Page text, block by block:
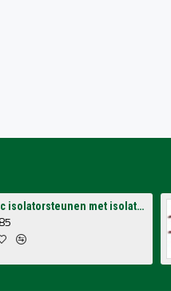
Koltec isolatorsteunen met isolatoren voor op schutting (4 stuks)